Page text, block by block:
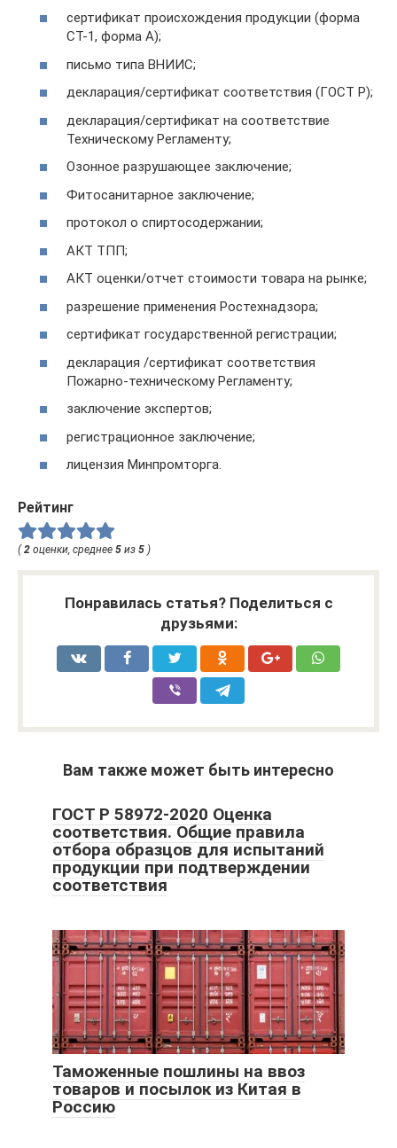
сертификат происхождения продукции (форма
СТ-1, форма A);
письмо типа ВНИИС;
декларация/сертификат соответствия (ГОСТ Р);
декларация/сертификат на соответствие
Техническому Регламенту;
Озонное разрушающее заключение;
Фитосанитарное заключение;
протокол о спиртосодержании;
АКТ ТПП;
АКТ оценки/отчет стоимости товара на рынке;
разрешение применения Ростехнадзора;
сертификат государственной регистрации;
декларация /сертификат соответствия
Пожарно-техническому Регламенту;
заключение экспертов;
регистрационное заключение;
лицензия Минпромторга.
Рейтинг
(2 оценки, среднее 5 из 5 )
Понравилась статья? Поделиться с
друзьями:
Вам также может быть интересно
ГОСТ Р 58972-2020 Оценка
соответствия. Общие правила
отбора образцов для испытаний
продукции при подтверждении
соответствия
Таможенные пошлины на ввоз
товаров и посылок из Китая в
Россию